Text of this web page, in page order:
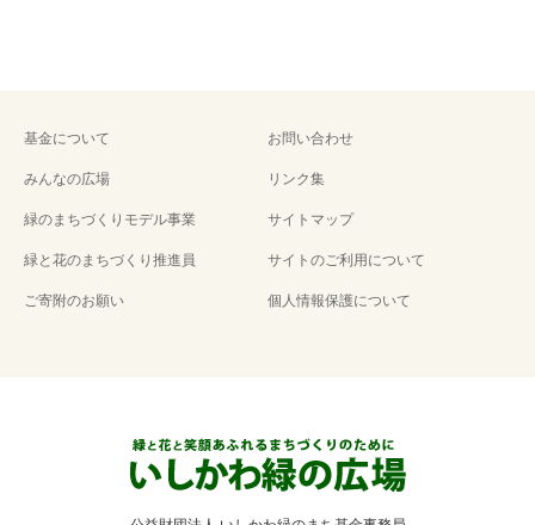
基金について
みんなの広場
緑のまちづくりモデル事業
緑と花のまちづくり推進員
ご寄附のお願い
お問い合わせ
リンク集
サイトマップ
サイトのご利用について
個人情報保護について